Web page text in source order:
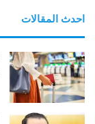
احدث المقالات